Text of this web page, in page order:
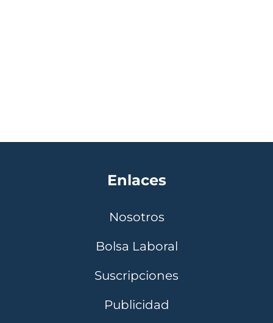
Enlaces
Nosotros
Bolsa Laboral
Suscripciones
Publicidad